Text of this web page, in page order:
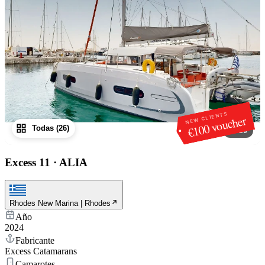
NEW CLIENTS
€100 voucher
1/26
Todas (26)
Excess 11 · ALIA
Rhodes New Marina | Rhodes
Año
2024
Fabricante
Excess Catamarans